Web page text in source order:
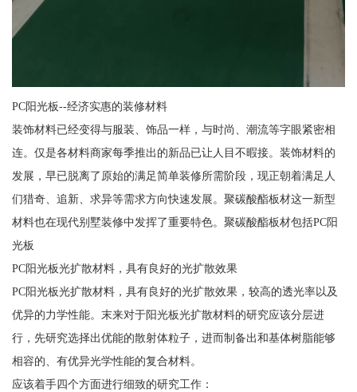
PC阳光板--经济实惠的装修材料
装饰材料已经变得与服装、饰品一样，与时尚、潮流等字眼紧密相
连。仅是各材料商家每季推出的新品已让人目不暇接。装饰材料的
发展，早已脱离了原始的满足简单装修所需阶段，现正朝着满足人
们猎奇、追新、求异等需求方向快速发展。聚碳酸酯板材这一新型
材料也在现代别墅装修中发挥了重要特色。聚碳酸酯板材包括PC阳
光板
PC阳光板光扩散材料，具有良好的光扩散效果
PC阳光板光扩散材料，具有良好的光扩散效果，较高的透光率以及
优异的力学性能。末来对于阳光板光扩散材料的研究应该分层进
行，先研究选择出优能的散射体粒子，进而制备出和基体树脂能够
相容的、有优异光学性能的复合材料。
应该着手四个方面进行细致的研究工作：